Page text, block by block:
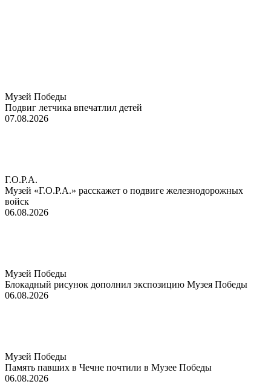
Музей Победы
Подвиг летчика впечатлил детей
07.08.2026
Г.О.Р.А.
Музей «Г.О.Р.А.» расскажет о подвиге железнодорожных
войск
06.08.2026
Музей Победы
Блокадный рисунок дополнил экспозицию Музея Победы
06.08.2026
Музей Победы
Память павших в Чечне почтили в Музее Победы
06.08.2026